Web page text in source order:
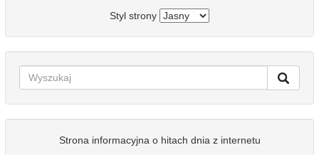
Styl strony
Strona informacyjna o hitach dnia z internetu